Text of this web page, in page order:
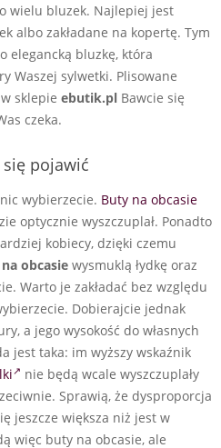
wielu bluzek. Najlepiej jest
albo zakładane na kopertę. Tym
elegancką bluzkę, która
Waszej sylwetki. Plisowane
sklepie ebutik.pl Bawcie się
czeka.
pojawić
wybierzecie. Buty na obcasie
optycznie wyszczuplał. Ponadto
kobiecy, dzięki czemu
obcasie wysmuklą łydkę oraz
Warto je zakładać bez względu
Dobierajcie jednak
a jego wysokość do własnych
jest taka: im wyższy wskaźnik
nie będą wcale wyszczuplały
Sprawią, że dysproporcja
jeszcze większa niż jest w
więc buty na obcasie, ale